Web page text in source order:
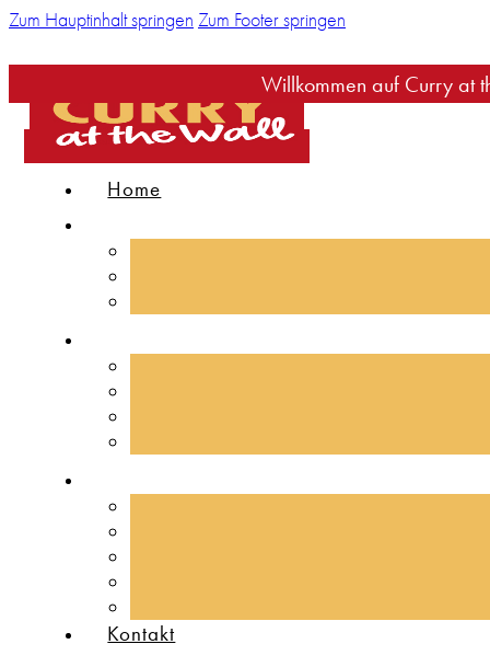
Zum Hauptinhalt springen Zum Footer springen
Willkommen auf Curry at the
Home
Kontakt